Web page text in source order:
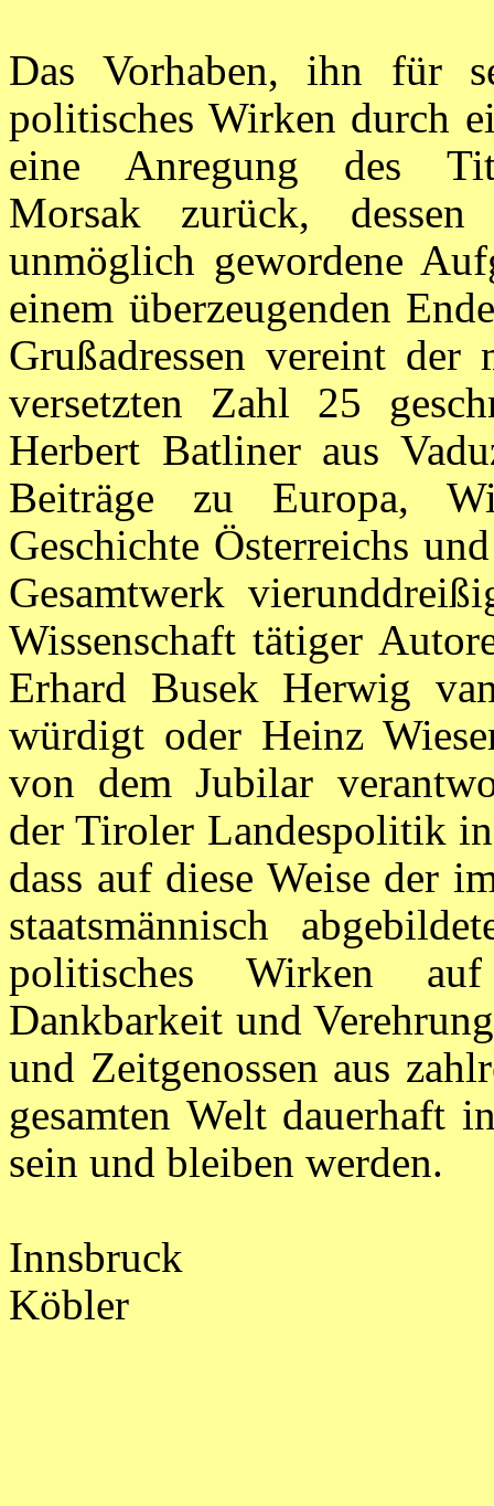
Das Vorhaben, ihn für
politisches Wirken durch
eine Anregung des
Morsak zurück,
unmöglich gewordene
einem überzeugenden
Grußadressen vereint
versetzten Zahl 25
Herbert Batliner aus
Beiträge zu Europa,
Geschichte Österreichs
Gesamtwerk
Wissenschaft tätiger
Erhard Busek Herwig
würdigt oder Heinz
von dem Jubilar
der Tiroler Landespolitik
dass auf diese Weise der
staatsmännisch
politisches Wirken
Dankbarkeit und
und Zeitgenossen aus
gesamten Welt dauerhaft
sein und bleiben werden.
Innsbruck
Köbler